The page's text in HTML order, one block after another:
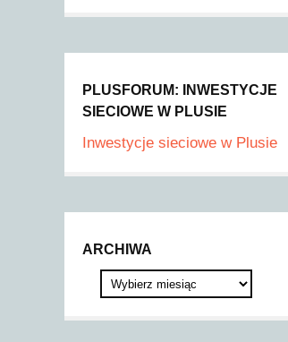
PLUSFORUM: INWESTYCJE
SIECIOWE W PLUSIE
Inwestycje sieciowe w Plusie
ARCHIWA